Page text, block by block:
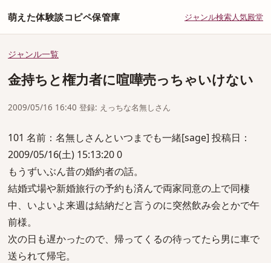
萌えた体験談コピペ保管庫 ジャンル検索人気殿堂
ジャンル一覧
金持ちと権力者に喧嘩売っちゃいけない
2009/05/16 16:40 登録: えっちな名無しさん
101 名前：名無しさんといつまでも一緒[sage] 投稿日：
2009/05/16(土) 15:13:20 0
もうずいぶん昔の婚約者の話。
結婚式場や新婚旅行の予約も済んで両家同意の上で同棲
中、いよいよ来週は結納だと言うのに突然飲み会とかで午
前様。
次の日も遅かったので、帰ってくるの待ってたら男に車で
送られて帰宅。